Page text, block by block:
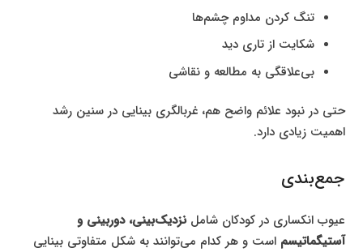
تنگ کردن مداوم چشم‌ها
شکایت از تاری دید
بی‌علاقگی به مطالعه و نقاشی
حتی در نبود علائم واضح هم، غربالگری بینایی در سنین رشد
اهمیت زیادی دارد.
جمع‌بندی
عیوب انکساری در کودکان شاملنزدیک‌بینی، دوربینی و
آستیگماتیسم است و هر کدام می‌توانند به شکل متفاوتی بینایی